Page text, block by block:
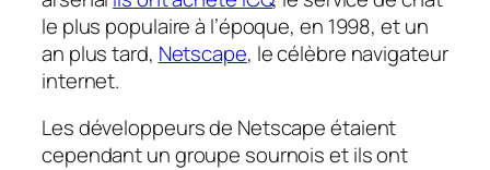
le plus populaire à l’époque, en 1998, et un
an plus tard, Netscape, le célèbre navigateur
internet.
Les développeurs de Netscape étaient
cependant un groupe sournois et ils ont